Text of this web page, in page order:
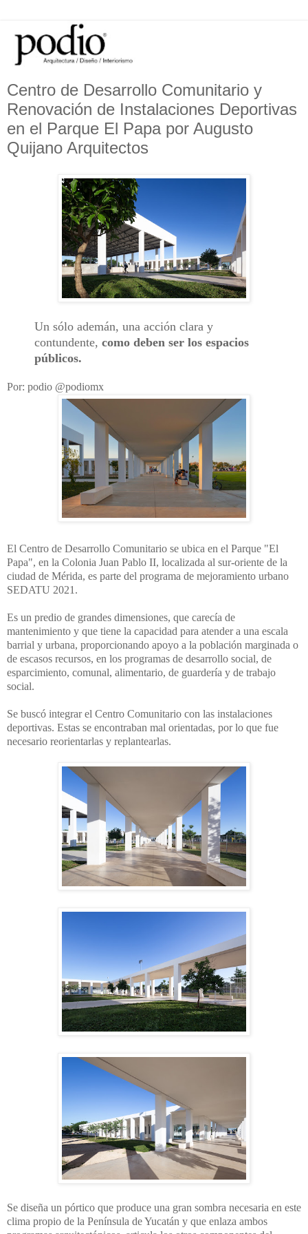
Centro de Desarrollo Comunitario y
Renovación de Instalaciones Deportivas
en el Parque El Papa por Augusto
Quijano Arquitectos
Un sólo ademán, una acción clara y
contundente, como deben ser los espacios
públicos.
Por: podio @podiomx
El Centro de Desarrollo Comunitario se ubica en el Parque "El
Papa", en la Colonia Juan Pablo II, localizada al sur-oriente de la
ciudad de Mérida, es parte del programa de mejoramiento urbano
SEDATU 2021.
Es un predio de grandes dimensiones, que carecía de
mantenimiento y que tiene la capacidad para atender a una escala
barrial y urbana, proporcionando apoyo a la población marginada o
de escasos recursos, en los programas de desarrollo social, de
esparcimiento, comunal, alimentario, de guardería y de trabajo
social.
Se buscó integrar el Centro Comunitario con las instalaciones
deportivas. Estas se encontraban mal orientadas, por lo que fue
necesario reorientarlas y replantearlas.
Se diseña un pórtico que produce una gran sombra necesaria en este
clima propio de la Península de Yucatán y que enlaza ambos